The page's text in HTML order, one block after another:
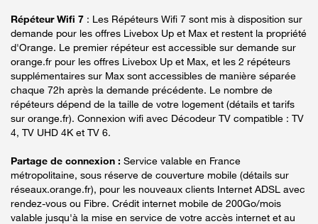
Répéteur Wifi 7 : Les Répéteurs Wifi 7 sont mis à disposition sur
demande pour les offres Livebox Up et Max et restent la propriété
d'Orange. Le premier répéteur est accessible sur demande sur
orange.fr pour les offres Livebox Up et Max, et les 2 répéteurs
supplémentaires sur Max sont accessibles de manière séparée
chaque 72h après la demande précédente. Le nombre de
répéteurs dépend de la taille de votre logement (détails et tarifs
sur orange.fr). Connexion wifi avec Décodeur TV compatible : TV
4, TV UHD 4K et TV 6.
Partage de connexion : Service valable en France
métropolitaine, sous réserve de couverture mobile (détails sur
réseaux.orange.fr), pour les nouveaux clients Internet ADSL avec
rendez-vous ou Fibre. Crédit internet mobile de 200Go/mois
valable jusqu'à la mise en service de votre accès internet et au